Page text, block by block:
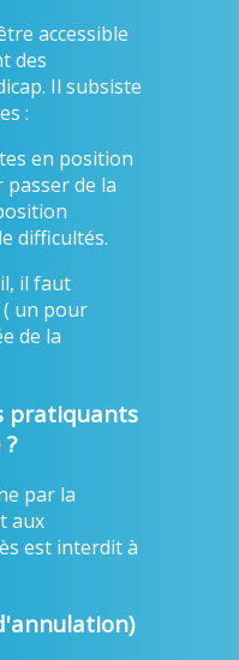
accessible
des
Il subsiste
:
en position
de la
difficultés.
il faut
un pour
de la
pratiquants
par la
aux
est interdit à